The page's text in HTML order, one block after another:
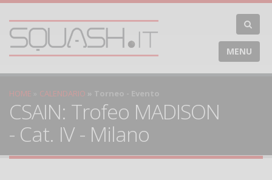
MENU
HOME CALENDARIO Torneo - Evento
CSAIN: Trofeo MADISON
- Cat. IV - Milano